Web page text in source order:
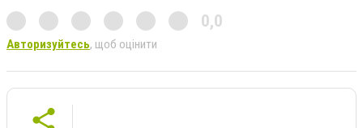
0,0
Авторизуйтесь, щоб оцінити